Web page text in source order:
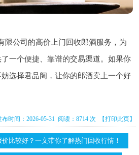
限公司的高价上门回收郎酒服务，为
一个便捷、靠谱的交易渠道。如果你
选择君品阁，让你的郎酒卖上一个好
布时间：2026-05-31 阅读：8714 次 【打印此页】
比较好？一文带你了解热门回收行情！